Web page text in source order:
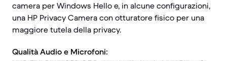
camera per Windows Hello e, in alcune configurazioni,
una HP Privacy Camera con otturatore fisico per una
maggiore tutela della privacy.
Qualità Audio e Microfoni: